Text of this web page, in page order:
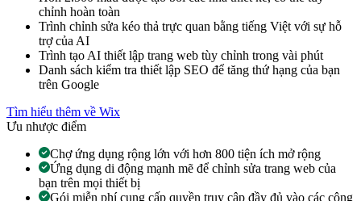
chỉnh hoàn toàn
Trình chỉnh sửa kéo thả trực quan bằng tiếng Việt với sự hỗ
trợ của AI
Trình tạo AI thiết lập trang web tùy chỉnh trong vài phút
Danh sách kiểm tra thiết lập SEO để tăng thứ hạng của bạn
trên Google
Tìm hiểu thêm về Wix
Ưu nhược điểm
Chợ ứng dụng rộng lớn với hơn 800 tiện ích mở rộng
Ứng dụng di động mạnh mẽ để chỉnh sửa trang web của
bạn trên mọi thiết bị
Gói miễn phí cung cấp quyền truy cập đầy đủ vào các công